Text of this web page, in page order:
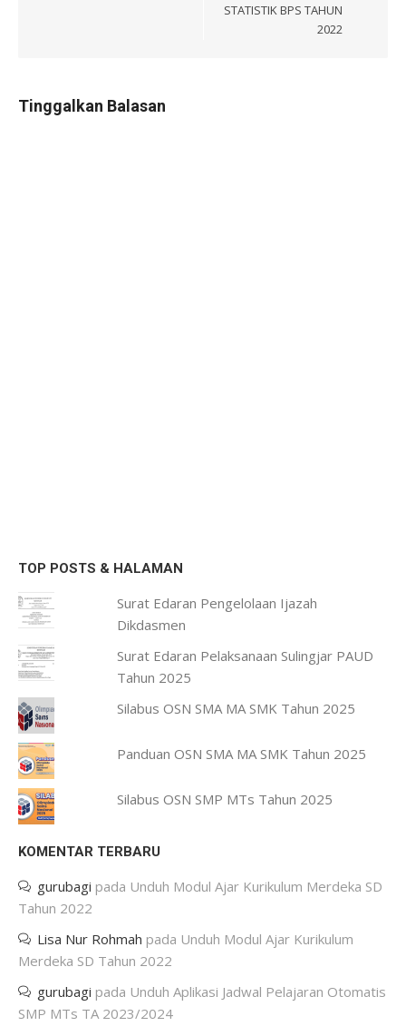
STATISTIK BPS TAHUN
2022
Tinggalkan Balasan
TOP POSTS & HALAMAN
Surat Edaran Pengelolaan Ijazah
Dikdasmen
Surat Edaran Pelaksanaan Sulingjar PAUD
Tahun 2025
Silabus OSN SMA MA SMK Tahun 2025
Panduan OSN SMA MA SMK Tahun 2025
Silabus OSN SMP MTs Tahun 2025
KOMENTAR TERBARU
gurubagi pada Unduh Modul Ajar Kurikulum Merdeka SD
Tahun 2022
Lisa Nur Rohmah pada Unduh Modul Ajar Kurikulum
Merdeka SD Tahun 2022
gurubagi pada Unduh Aplikasi Jadwal Pelajaran Otomatis
SMP MTs TA 2023/2024